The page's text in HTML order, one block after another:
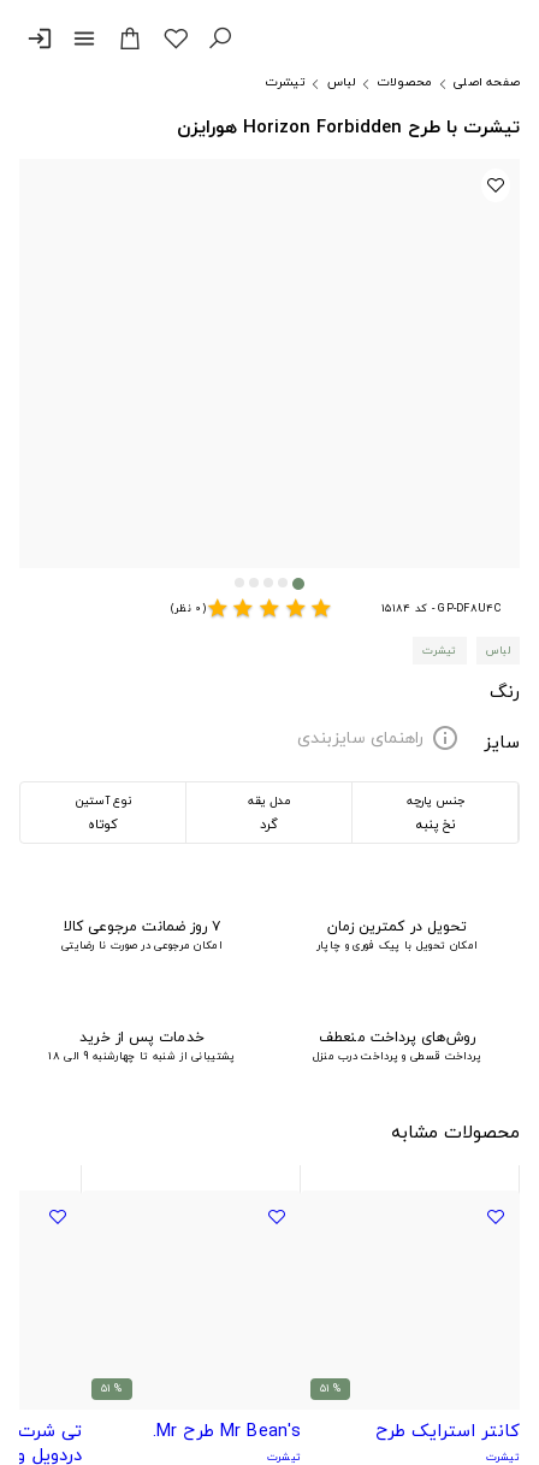
menu
login
صفحه اصلی محصولات لباس تیشرت
تیشرت با طرح Horizon Forbidden هورایزن
GP-DF8U4C - کد 15184 star
star
star
star
star(0 نظر)
لباس تیشرت
رنگ
سایز
info راهنمای سایزبندی
جنس پارچه
نخ پنبه
مدل یقه
گرد
نوع آستین
کوتاه
تحویل در کمترین زمان
امکان تحویل با پیک فوری و چاپار
۷ روز ضمانت مرجوعی کالا
امکان مرجوعی در صورت نا رضایتی
روش‌های پرداخت منعطف
پرداخت قسطی و پرداخت درب منزل
خدمات پس از خرید
پشتیبانی از شنبه تا چهارشنبه 9 الی 18
محصولات مشابه
% 51
کانتر استرایک طرح
تیشرت
% 51
Mr Bean's طرح Mr.
تیشرت
تی شرت
دردویل و